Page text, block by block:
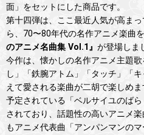
面」をセットにした商品です。
第十四弾は、ここ最近人気が高ま
ら、70〜80年代の名作アニメ楽曲
のアニメ名曲集 Vol.1』 が登場しま
今作は、懐かしの名作アニメ主題
し」「鉄腕アトム」「タッチ」「
えて愛される楽曲が二胡で楽しめ
予定されている「ベルサイユのば
されており、話題性の高いアニメ
もアニメ代表曲「アンパンマンの